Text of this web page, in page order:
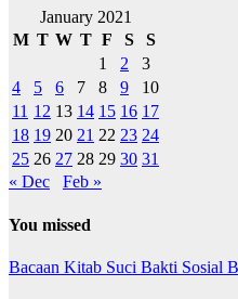
January 2021
M T W T F S
S
1
2
3
4
5 6 7 8 9
10
11 12 13 14 15 16 17
18 19 20 21 22 23 24
25 26 27 28 29 30 31
« Dec
Feb »
You missed
Bacaan Kitab Suci Bakti Sosial